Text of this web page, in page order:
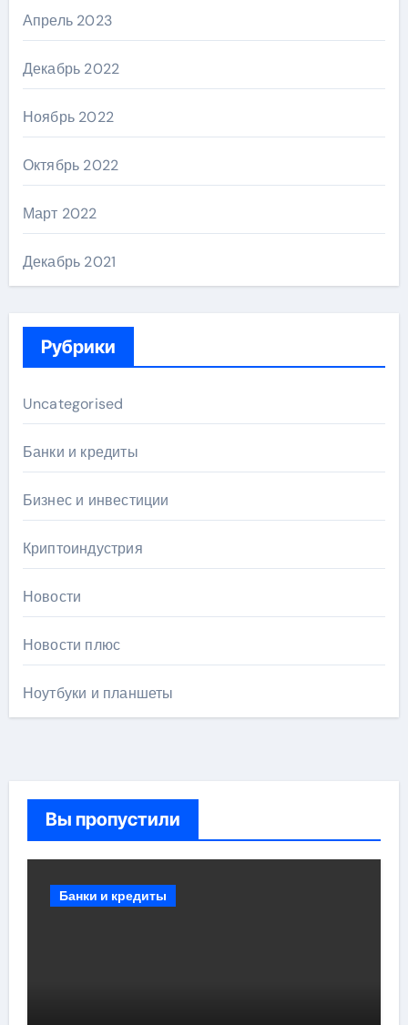
Апрель 2023
Декабрь 2022
Ноябрь 2022
Октябрь 2022
Март 2022
Декабрь 2021
Рубрики
Uncategorised
Банки и кредиты
Бизнес и инвестиции
Криптоиндустрия
Новости
Новости плюс
Ноутбуки и планшеты
Вы пропустили
Банки и кредиты